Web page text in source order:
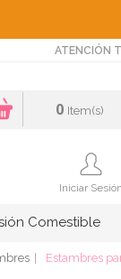
ATENCIÓN
0 Item(s)
Iniciar Sesión
Comestible
Estambres